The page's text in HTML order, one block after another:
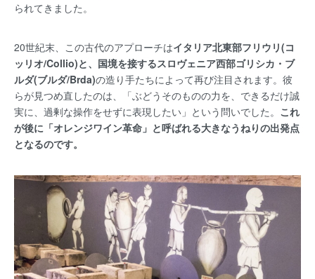
られてきました。
20世紀末、この古代のアプローチはイタリア北東部フリウリ(コ
ッリオ/Collio)と、国境を接するスロヴェニア西部ゴリシカ・ブ
ルダ(ブルダ/Brda)の造り手たちによって再び注目されます。彼
らが見つめ直したのは、「ぶどうそのものの力を、できるだけ誠
実に、過剰な操作をせずに表現したい」という問いでした。 これ
が後に「オレンジワイン革命」と呼ばれる大きなうねりの出発点
となるのです。